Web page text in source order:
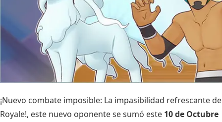
¡Nuevo combate imposible: La impasibilidad refrescante de
Royale!, este nuevo oponente se sumó este 10 de Octubre